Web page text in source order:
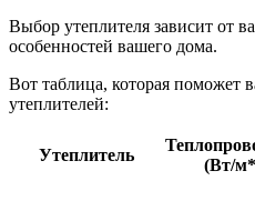
Выбор утеплителя зависит от
особенностей вашего дома.
Вот таблица, которая поможет
утеплителей:
Утеплитель
(Вт/